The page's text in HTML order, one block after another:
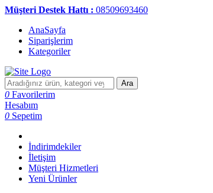
Müşteri Destek Hattı : 08509693460
AnaSayfa
Siparişlerim
Kategoriler
Ara
0 Favorilerim
Hesabım
0 Sepetim
İndirimdekiler
İletişim
Müşteri Hizmetleri
Yeni Ürünler